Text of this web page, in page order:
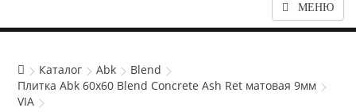
МЕНЮ
Каталог Abk
Blend
Плитка Abk 60x60 Blend Concrete Ash Ret матовая 9мм
VIA